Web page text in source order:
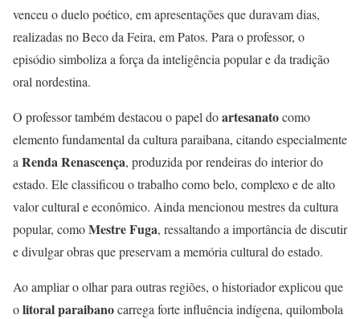
venceu o duelo poético, em apresentações que duravam dias,
realizadas no Beco da Feira, em Patos. Para o professor, o
episódio simboliza a força da inteligência popular e da tradição
oral nordestina.
O professor também destacou o papel doartesanatocomo
elemento fundamental da cultura paraibana, citando especialmente
a Renda Renascença, produzida por rendeiras do interior do
estado. Ele classificou o trabalho como belo, complexo e de alto
valor cultural e econômico. Ainda mencionou mestres da cultura
popular, comoMestre Fuga, ressaltando a importância de discutir
e divulgar obras que preservam a memória cultural do estado.
Ao ampliar o olhar para outras regiões, o historiador explicou que
olitoral paraibanocarrega forte influência indígena, quilombola